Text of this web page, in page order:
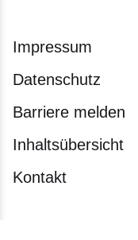
Impressum
Datenschutz
Barriere melden
Inhaltsübersicht
Kontakt